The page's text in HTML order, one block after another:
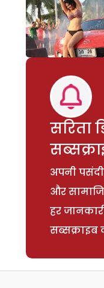
सरिता
अपनी
और
हर
सब्सक्राइब